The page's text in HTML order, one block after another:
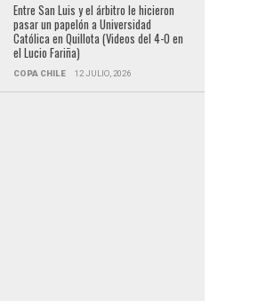
Entre San Luis y el árbitro le hicieron
pasar un papelón a Universidad
Católica en Quillota (Videos del 4-0 en
el Lucio Fariña)
COPA CHILE 12 JULIO, 2026